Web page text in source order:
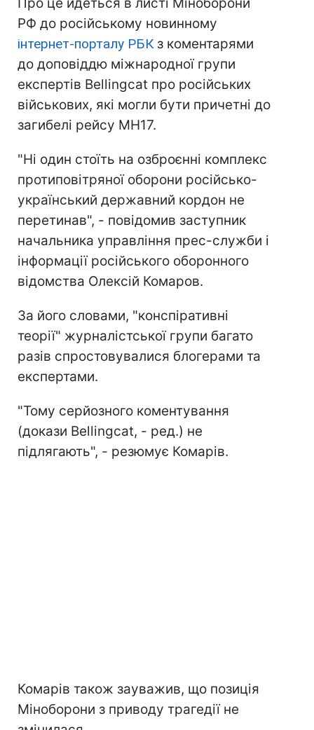
Про це йдеться в листі Міноборони
РФ до російському новинному
інтернет-порталу РБК з коментарями
до доповіддю міжнародної групи
експертів Bellingcat про російських
військових, які могли бути причетні до
загибелі рейсу МН17.
"Ні один стоїть на озброєнні комплекс
протиповітряної оборони російсько-
український державний кордон не
перетинав", - повідомив заступник
начальника управління прес-служби і
інформації російського оборонного
відомства Олексій Комаров.
За його словами, "конспіративні
теорії" журналістської групи багато
разів спростовувалися блогерами та
експертами.
"Тому серйозного коментування
(докази Bellingcat, - ред.) не
підлягають", - резюмує Комарів.
Комарів також зауважив, що позиція
Міноборони з приводу трагедії не